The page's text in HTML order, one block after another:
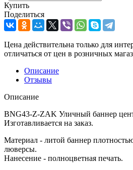
Купить
Поделиться
Цена действительна только для
отличаться от цен в розничных
Описание
Отзывы
Описание
BNG43-Z-ZAK Уличный баннер
Изготавливается на заказ.
Материал - литой баннер
люверсы.
Нанесение - полноцветная печать.